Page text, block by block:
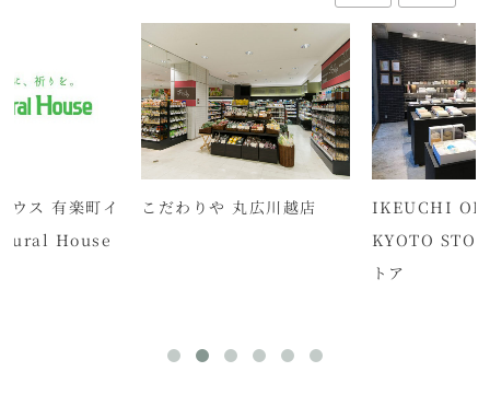
ウス 有楽町イ
House
こだわりや 丸広川越店
IKEUCHI
KYOTO
トア